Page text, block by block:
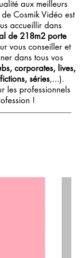
aux meilleurs
Cosmik Vidéo est
accueillir dans
de 218m2 porte
vous conseiller et
dans tous vos
corporates, lives,
séries,...).
les professionnels
!